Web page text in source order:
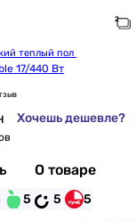
17/440 Вт
Хочешь дешевле?
О товаре
5 5 5